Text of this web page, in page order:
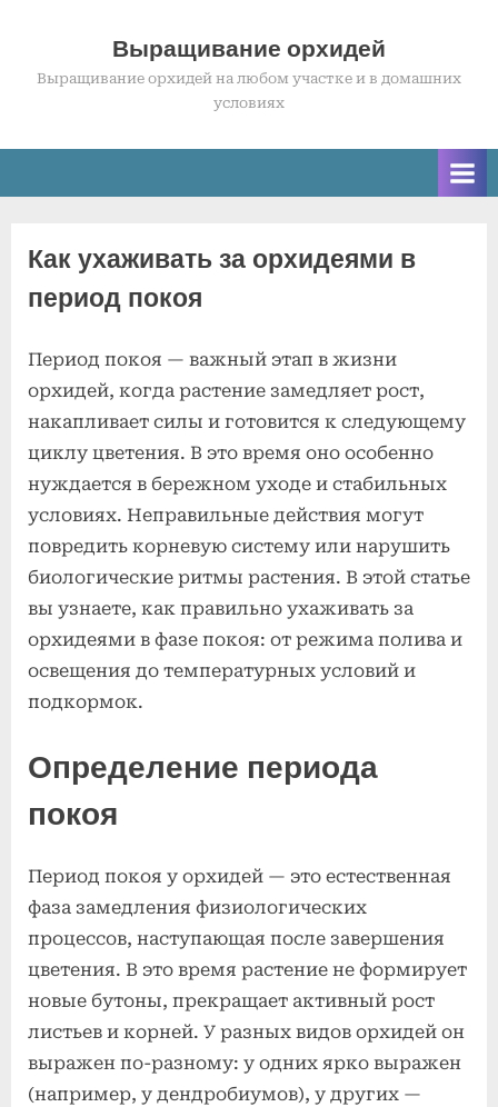
content
Выращивание орхидей
Выращивание орхидей на любом участке и в домашних
условиях
Как ухаживать за орхидеями в
период покоя
Posted
on
июля
admin
Комментариев
записи
Как
ухаживать
за
орхидеями
период
покоя
нет
Период покоя — важный этап в жизни
орхидей, когда растение замедляет рост,
накапливает силы и готовится к следующему
циклу цветения. В это время оно особенно
нуждается в бережном уходе и стабильных
условиях. Неправильные действия могут
повредить корневую систему или нарушить
биологические ритмы растения. В этой статье
вы узнаете, как правильно ухаживать за
орхидеями в фазе покоя: от режима полива и
освещения до температурных условий и
подкормок.
Определение периода
покоя
Период покоя у орхидей — это естественная
фаза замедления физиологических
процессов, наступающая после завершения
цветения. В это время растение не формирует
новые бутоны, прекращает активный рост
листьев и корней. У разных видов орхидей он
выражен по-разному: у одних ярко выражен
(например, у дендробиумов), у других —